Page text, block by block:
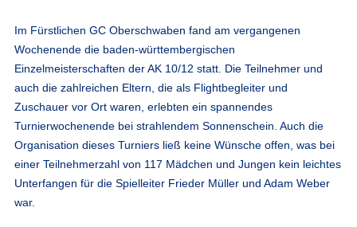
Im Fürstlichen GC Oberschwaben fand am vergangenen
Wochenende die baden-württembergischen
Einzelmeisterschaften der AK 10/12 statt. Die Teilnehmer und
auch die zahlreichen Eltern, die als Flightbegleiter und
Zuschauer vor Ort waren, erlebten ein spannendes
Turnierwochenende bei strahlendem Sonnenschein. Auch die
Organisation dieses Turniers ließ keine Wünsche offen, was bei
einer Teilnehmerzahl von 117 Mädchen und Jungen kein leichtes
Unterfangen für die Spielleiter Frieder Müller und Adam Weber
war.